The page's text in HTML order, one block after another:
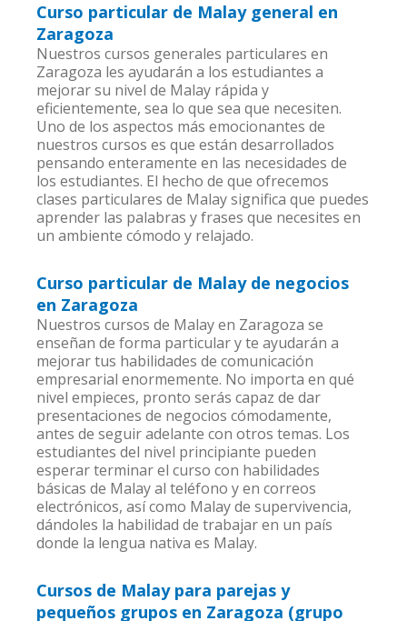
Curso particular de Malay general en
Zaragoza
Nuestros cursos generales particulares en
Zaragoza les ayudarán a los estudiantes a
mejorar su nivel de Malay rápida y
eficientemente, sea lo que sea que necesiten.
Uno de los aspectos más emocionantes de
nuestros cursos es que están desarrollados
pensando enteramente en las necesidades de
los estudiantes. El hecho de que ofrecemos
clases particulares de Malay significa que puedes
aprender las palabras y frases que necesites en
un ambiente cómodo y relajado.
Curso particular de Malay de negocios
en Zaragoza
Nuestros cursos de Malay en Zaragoza se
enseñan de forma particular y te ayudarán a
mejorar tus habilidades de comunicación
empresarial enormemente. No importa en qué
nivel empieces, pronto serás capaz de dar
presentaciones de negocios cómodamente,
antes de seguir adelante con otros temas. Los
estudiantes del nivel principiante pueden
esperar terminar el curso con habilidades
básicas de Malay al teléfono y en correos
electrónicos, así como Malay de supervivencia,
dándoles la habilidad de trabajar en un país
donde la lengua nativa es Malay.
Cursos de Malay para parejas y
pequeños grupos en Zaragoza (grupo